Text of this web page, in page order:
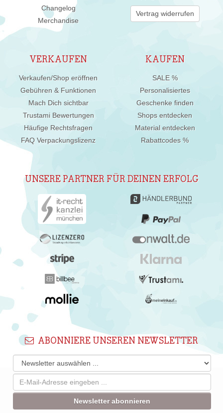
Changelog
Merchandise
Vertrag widerrufen
VERKAUFEN
Verkaufen/Shop eröffnen
Gebühren & Funktionen
Mach Dich sichtbar
Trustami Bewertungen
Häufige Rechtsfragen
FAQ Verpackungslizenz
KAUFEN
SALE %
Personalisiertes
Geschenke finden
Shops entdecken
Material entdecken
Rabattcodes %
UNSERE PARTNER FÜR DEINEN ERFOLG
ABONNIERE UNSEREN NEWSLETTER
Newsletter abonnieren